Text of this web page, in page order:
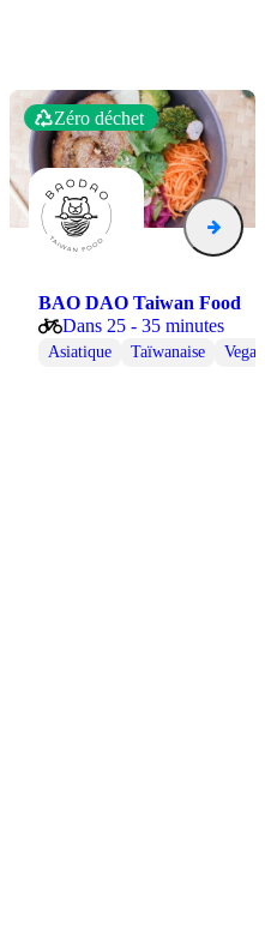
Zéro déchet
BAO DAO Taiwan Food
Dans 25 - 35 minutes
Asiatique Taïwanaise Vegan